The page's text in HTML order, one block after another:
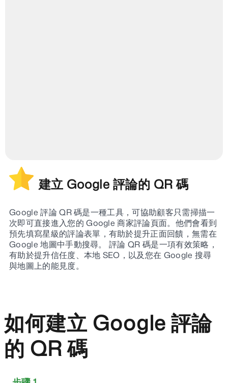
建立 Google 評論的 QR 碼
Google 評論 QR 碼是一種工具，可協助顧客只需掃描一
次即可直接進入您的 Google 商家評論頁面。他們會看到
預先填寫星級的評論表單，有助於提升正面回饋，無需在
Google 地圖中手動搜尋。 評論 QR 碼是一項有效策略，
有助於提升信任度、本地 SEO，以及您在 Google 搜尋
與地圖上的能見度。
如何建立 Google 評論
的 QR 碼